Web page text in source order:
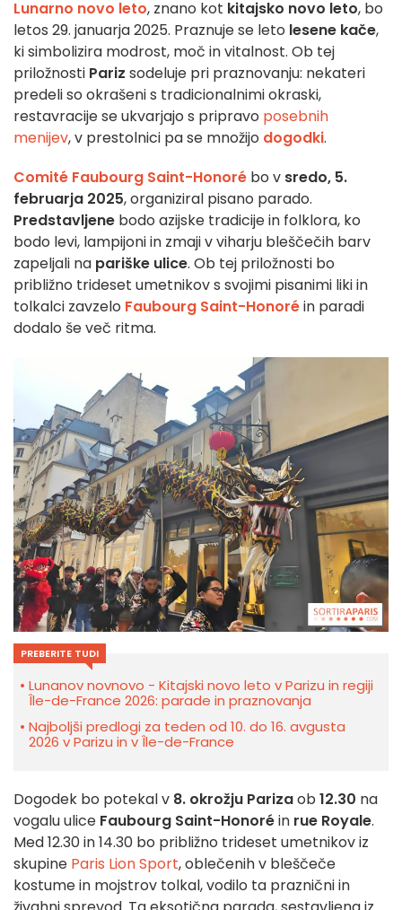
Lunarno novo leto, znano kot kitajsko novo leto, bo
letos 29. januarja 2025. Praznuje se leto lesene kače,
ki simbolizira modrost, moč in vitalnost. Ob tej
priložnosti Pariz sodeluje pri praznovanju: nekateri
predeli so okrašeni s tradicionalnimi okraski,
restavracije se ukvarjajo s pripravo posebnih
menijev, v prestolnici pa se množijo dogodki.
Comité Faubourg Saint-Honoré bo v sredo, 5.
februarja 2025, organiziral pisano parado.
Predstavljene bodo azijske tradicije in folklora, ko
bodo levi, lampijoni in zmaji v viharju bleščečih barv
zapeljali na pariške ulice. Ob tej priložnosti bo
približno trideset umetnikov s svojimi pisanimi liki in
tolkalci zavzelo Faubourg Saint-Honoréin paradi
dodalo še več ritma.
PREBERITE TUDI
Lunanov novnovo - Kitajski novo leto v Parizu in regiji
Île-de-France 2026: parade in praznovanja
Najboljši predlogi za teden od 10. do 16. avgusta
2026 v Parizu in v Île-de-France
Dogodek bo potekal v 8. okrožju Parizaob 12.30 na
vogalu ulice Faubourg Saint-Honoréin rue Royale.
Med 12.30 in 14.30 bo približno trideset umetnikov iz
skupine Paris Lion Sport, oblečenih v bleščeče
kostume in mojstrov tolkal, vodilo ta praznični in